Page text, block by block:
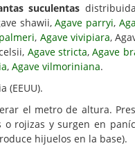
suculentas
shawii,Agave parryi,
, Agave vivipiara,
Agave stricta,Agave
, Agave vilmoriniana.
(EEUU).
el metro de altura.
rojizas y surgen en
hijuelos en la base).